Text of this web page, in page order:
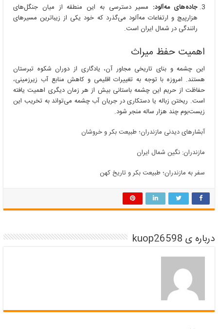
جاده‌های مه‌آلود: مسیر دسترسی به این منطقه از میان جنگل‌های
هزارپیچ و ارتفاعات مه‌آلود می‌گذرد که خود یکی از زیباترین مسیرهای
رانندگی در شمال ایران است.
اهمیت حفظ میراث
این چشمه و بنای تاریخی مجاور آن، یادگاری از دوران شکوه تبرستان
هستند. امروزه با توجه به تغییرات اقلیمی و کاهش منابع آب زیرزمینی،
حفاظت از حریم این چشمه باستانی بیش از هر زمان دیگری اهمیت یافته
است. ریختن زباله یا دستکاری در جریان آب چشمه می‌تواند به تخریب این
زیست‌بوم چند هزار ساله منجر شود.
آبشارهای دیدنی مازندران؛ طبیعت بکر و خروشان
مازندران: نگین شمال ایران
سفر به مازندران؛ طبیعت بکر و تاریخ کهن
درباره ی kuop26598